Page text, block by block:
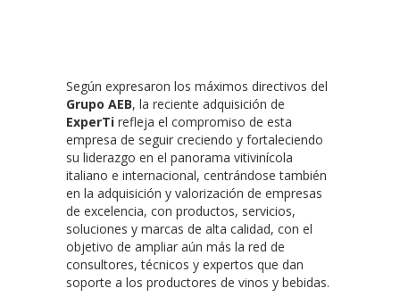
Según expresaron los máximos directivos del
Grupo AEB, la reciente adquisición de
ExperTi refleja el compromiso de esta
empresa de seguir creciendo y fortaleciendo
su liderazgo en el panorama vitivinícola
italiano e internacional, centrándose también
en la adquisición y valorización de empresas
de excelencia, con productos, servicios,
soluciones y marcas de alta calidad, con el
objetivo de ampliar aún más la red de
consultores, técnicos y expertos que dan
soporte a los productores de vinos y bebidas.